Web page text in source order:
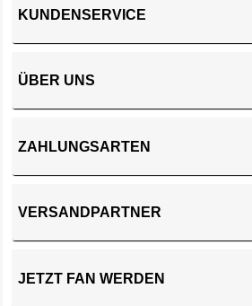
KUNDENSERVICE
ÜBER UNS
ZAHLUNGSARTEN
VERSANDPARTNER
JETZT FAN WERDEN